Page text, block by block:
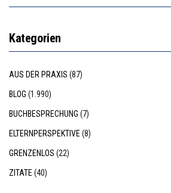
Kategorien
AUS DER PRAXIS (87)
BLOG (1.990)
BUCHBESPRECHUNG (7)
ELTERNPERSPEKTIVE (8)
GRENZENLOS (22)
ZITATE (40)